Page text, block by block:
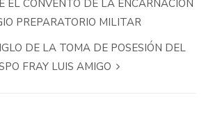
EL CONVENTO DE LA ENCARNACION
PREPARATORIO MILITAR
DE LA TOMA DE POSESIÓN DEL
FRAY LUIS AMIGO